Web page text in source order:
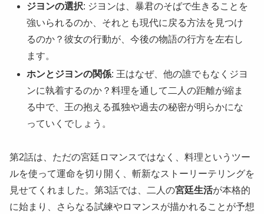
ジヨンの選択: ジヨンは、暴君のそばで生きることを
強いられるのか、それとも現代に戻る方法を見つけ
るのか？彼女の行動が、今後の物語の行方を左右し
ます。
ホンとジヨンの関係: 王はなぜ、他の誰でもなくジヨ
ンに執着するのか？料理を通して二人の距離が縮ま
る中で、王の抱える孤独や過去の秘密が明らかにな
っていくでしょう。
第2話は、ただの宮廷ロマンスではなく、料理というツー
ルを使って運命を切り開く、斬新なストーリーテリングを
見せてくれました。第3話では、二人の宮廷生活が本格的
に始まり、さらなる試練やロマンスが描かれることが予想